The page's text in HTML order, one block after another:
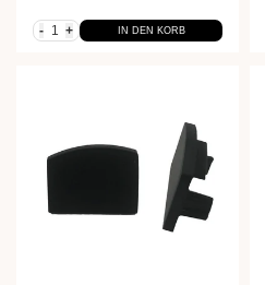
- + IN DEN KORB